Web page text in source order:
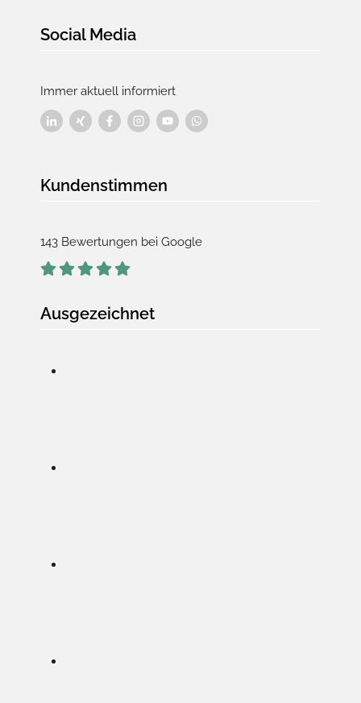
Social Media
Immer aktuell informiert
Kundenstimmen
143 Bewertungen bei Google
Ausgezeichnet